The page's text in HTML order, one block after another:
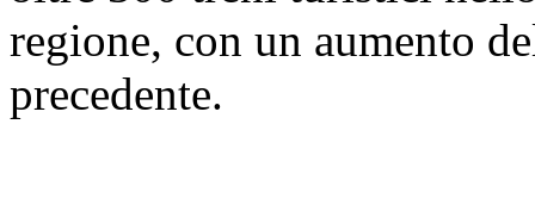
regione, con un aumento
precedente.